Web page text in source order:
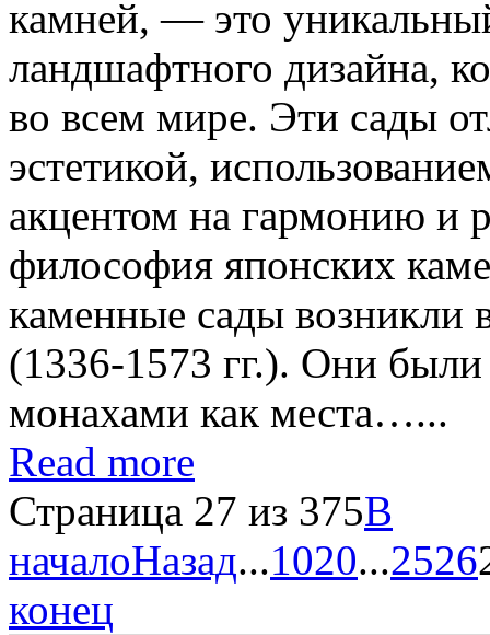
камней, — это
ландшафтного дизайна,
во всем мире. Эти сады
эстетикой,
акцентом на гармонию и
философия японских
каменные сады
(1336-1573 гг.). Они
монахами как места…...
Read more
Страница 27 из 375В
началоНазад...1020...2526
конец